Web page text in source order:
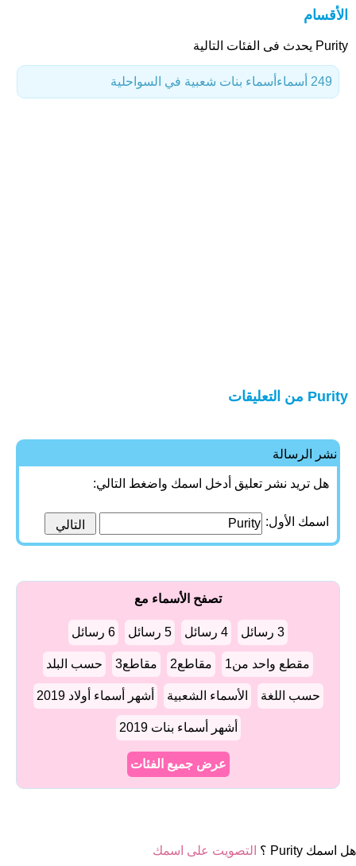
الأقسام
Purity يحدث فى الفئات التالية
أسماء بنات شعبية في السواحلية 249 أسماء
Purity من التعليقات
نشر الرسالة
هل تريد نشر تعليق أدخل اسمك واضغط التالي:
اسمك الأول:
تصفح الأسماء مع
3 رسائل 4 رسائل 5 رسائل 6 رسائل
مقطع واحد من1 مقاطع2 مقاطع3 حسب البلد
حسب اللغة الأسماء الشعبية أشهر أسماء أولاد 2019
أشهر أسماء بنات 2019
عرض جميع الفئات
هل اسمك Purity ؟ التصويت على اسمك